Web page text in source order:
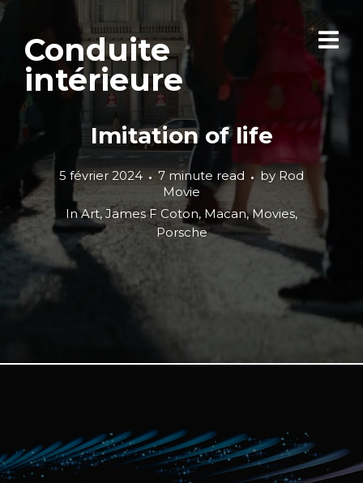
Conduite
intérieure
Imitation of life
5 février 2024 7 minute read byRod
Movie
InArt,James F Coton, Macan,Movies,
Porsche